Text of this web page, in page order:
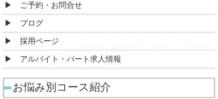
ご予約・お問合せ
ブログ
採用ページ
アルバイト・パート求人情報
お悩み別コース紹介